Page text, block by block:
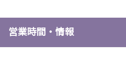
営業時間・情報